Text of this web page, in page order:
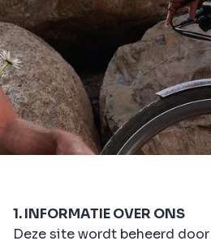
1. INFORMATIE OVER ONS
Deze site wordt beheerd